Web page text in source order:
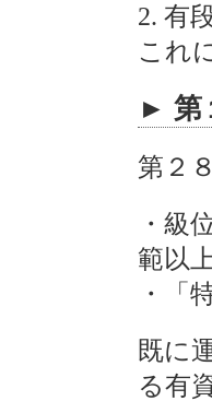
有
これ
► 第
第２
・級
範以
・「
既に
る有